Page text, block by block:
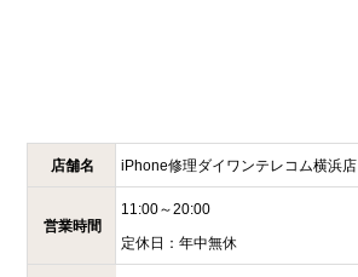
店舗名 iPhone修理ダイワンテレコム横浜店
営業時間
11:00～20:00
定休日： 年中無休